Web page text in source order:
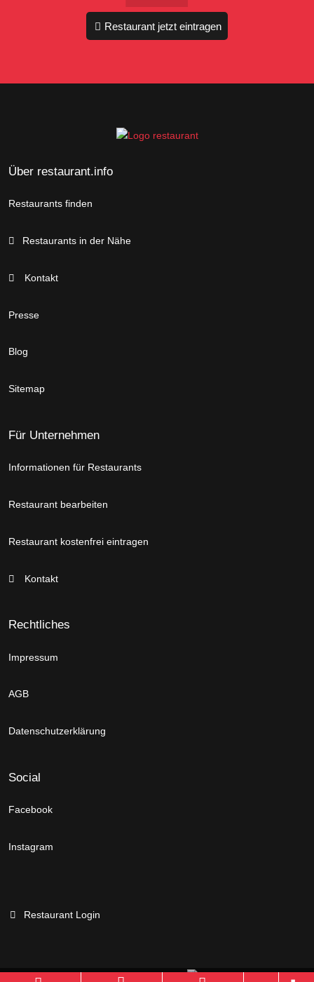
Restaurant jetzt eintragen
Über restaurant.info
Restaurants finden
Restaurants in der Nähe
Kontakt
Presse
Blog
Sitemap
Für Unternehmen
Informationen für Restaurants
Restaurant bearbeiten
Restaurant kostenfrei eintragen
Kontakt
Rechtliches
Impressum
AGB
Datenschutzerklärung
Social
Facebook
Instagram
Restaurant Login
Branchenportal Software made in Germany